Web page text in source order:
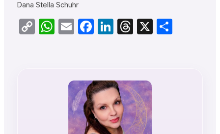
Dana Stella Schuhr
CopyWhatsApp
EmailFacebook
LinkedIn
Threads
X Teilen